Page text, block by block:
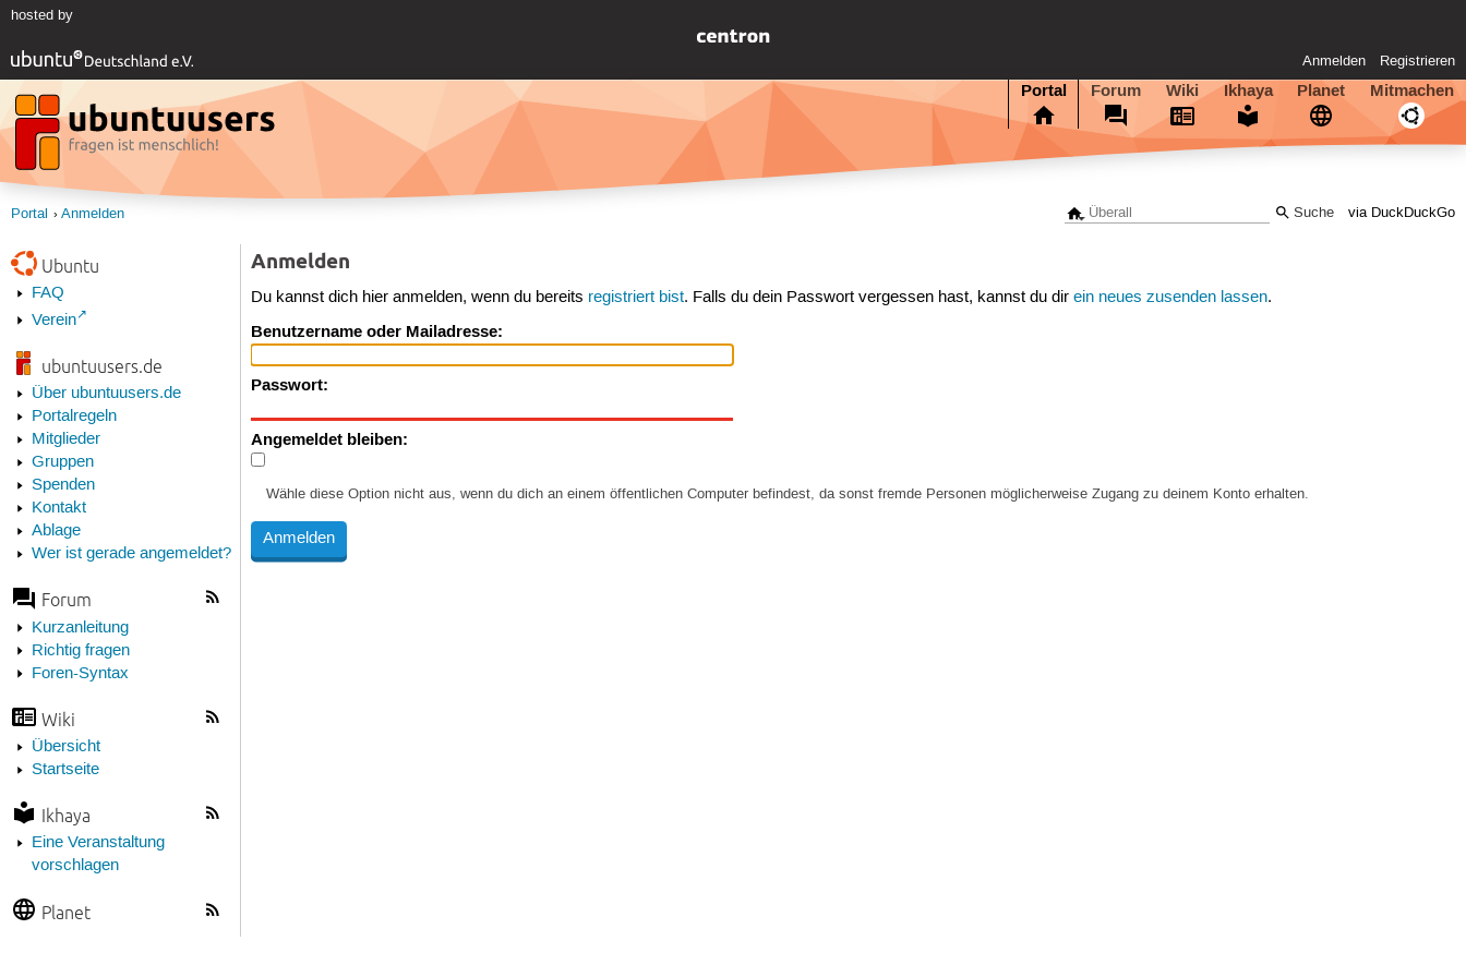
hosted by
Anmelden Registrieren
Portal Forum Wiki Ikhaya Planet Mitmachen
via DuckDuckGo
Portal Anmelden
Ubuntu
FAQ
Verein
ubuntuusers.de
Über ubuntuusers.de
Portalregeln
Mitglieder
Gruppen
Spenden
Kontakt
Ablage
Wer ist gerade angemeldet?
Forum
Kurzanleitung
Richtig fragen
Foren-Syntax
Wiki
Übersicht
Startseite
Ikhaya
Eine Veranstaltung
vorschlagen
Planet
Anmelden
Du kannst dich hier anmelden, wenn du bereits registriert bist. Falls du dein Passwort vergessen hast, kannst du direin neues zusenden lassen.
Benutzername oder Mailadresse:
Passwort:
Angemeldet bleiben:
Wähle diese Option nicht aus, wenn du dich an einem öffentlichen Computer befindest, da sonst fremde Personen möglicherweise Zugang zu deinem Konto erhalten.